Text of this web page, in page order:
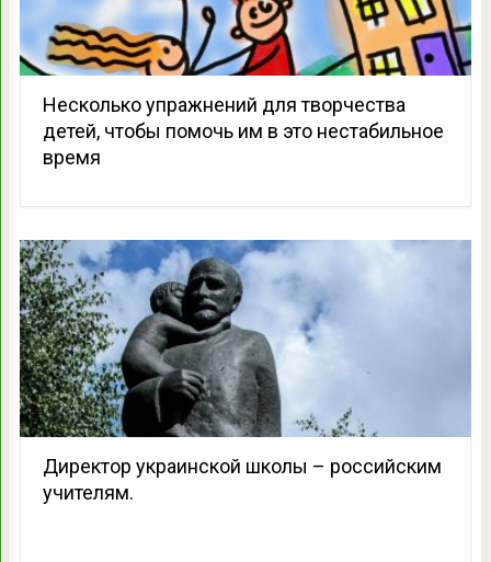
Несколько упражнений для творчества
детей, чтобы помочь им в это нестабильное
время
Директор украинской школы – российским
учителям.